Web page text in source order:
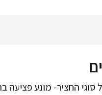
סוגי החציר- מונע